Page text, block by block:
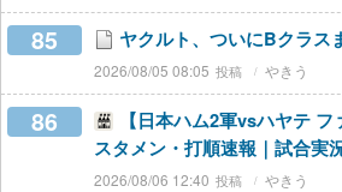
85 ヤクルト、ついにBクラス
2026/08/05 08:05 やきう
86
【日本ハム2軍vsハヤテ フ
スタメン・打順速報｜試合実
2026/08/06 12:40 やきう